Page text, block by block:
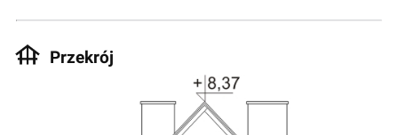
Przekrój